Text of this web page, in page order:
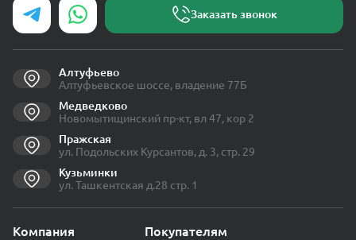
Заказать звонок
Алтуфьево
Алтуфьевское шоссе, владение 77Б
Медведково
Новомытищинский пр-кт, вл 47, кор 2
Пражская
ул. Подольских Курсантов, д. 3, стр. 29
Кузьминки
ул. Ташкентская д.28 стр. 1
Компания Покупателям